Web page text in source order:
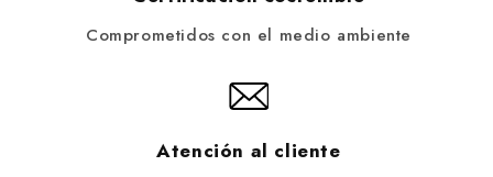
Comprometidos con el medio ambiente
Atención al cliente